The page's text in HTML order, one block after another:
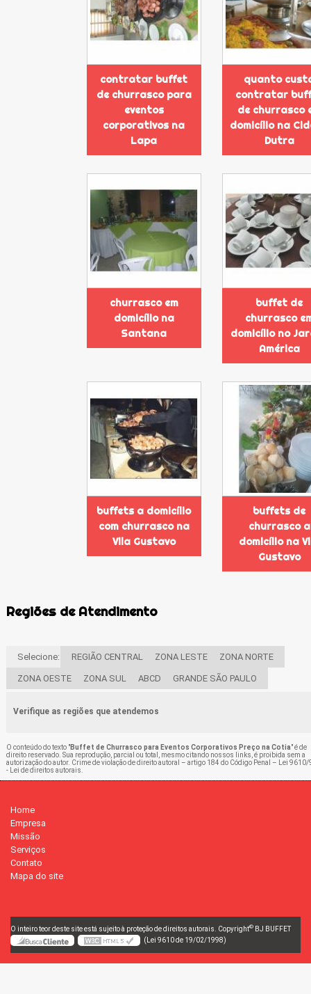
contratar buffet
de churrasco para
eventos
corporativos na
Lapa
quanto
contratar
de churrasco
domicílio na
Dutra
churrasco em
domicílio na
Santana
buffet de
churrasco
domicílio no
América
buffets a domicílio
com churrasco na
Vila Gustavo
buffets de
churrasco a
domicílio na
Gustavo
Regiões de Atendimento
Selecione: REGIÃO CENTRAL ZONA LESTE ZONA NORTE
ZONA OESTE ZONA SUL ABCD GRANDE SÃO PAULO
Verifique as regiões que atendemos
O conteúdo do texto "Buffet de Churrasco para Eventos Corporativos Preço na Cotia" é de
direito reservado. Sua reprodução, parcial ou total, mesmo citando nossos links, é proibida sem a
autorização do autor. Crime de violação de direito autoral – artigo 184 do Código Penal –
Lei 9610/
- Lei de direitos autorais
Home
Empresa
Missão
Serviços
Contato
Mapa do site
O inteiro teor deste site está sujeito à proteção de direitos autorais. Copyright© BJ BUFFET
(Lei 9610 de 19/02/1998)